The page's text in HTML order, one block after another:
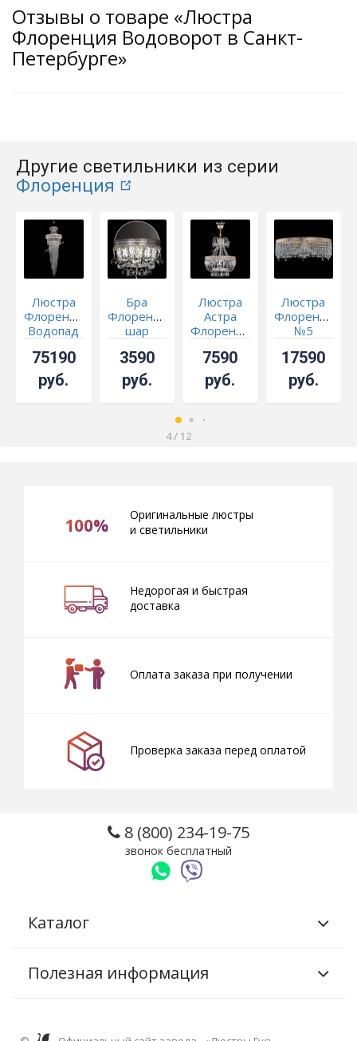
Отзывы о товаре «Люстра
Флоренция Водоворот в Санкт-
Петербурге»
Другие светильники из серии
Флоренция
Люстра
Флоренция
Водопад
75190
руб.
Бра
Флоренция
шар
3590
руб.
Люстра
Астра
Флоренция
подвесом
7590
руб.
Люстра
Флоренция
№5
17590
руб.
4/ 12
100%
Оригинальные люстры
и светильники
Недорогая и быстрая
доставка
Оплата заказа при получении
Проверка заказа перед оплатой
8 (800) 234-19-75
звонок бесплатный
Каталог
Полезная информация